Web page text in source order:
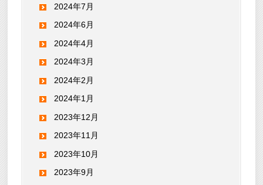
2024年7月
2024年6月
2024年4月
2024年3月
2024年2月
2024年1月
2023年12月
2023年11月
2023年10月
2023年9月